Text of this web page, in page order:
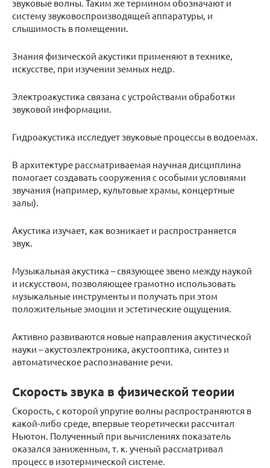
звуковые волны. Таким же термином обозначают и
систему звуковоспроизводящей аппаратуры, и
слышимость в помещении.
Знания физической акустики применяют в технике,
искусстве, при изучении земных недр.
Электроакустика связана с устройствами обработки
звуковой информации.
Гидроакустика исследует звуковые процессы в водоемах.
В архитектуре рассматриваемая научная дисциплина
помогает создавать сооружения с особыми условиями
звучания (например, культовые храмы, концертные
залы).
Акустика изучает, как возникает и распространяется
звук.
Музыкальная акустика – связующее звено между наукой
и искусством, позволяющее грамотно использовать
музыкальные инструменты и получать при этом
положительные эмоции и эстетические ощущения.
Активно развиваются новые направления акустической
науки – акустоэлектроника, акустооптика, синтез и
автоматическое распознавание речи.
Скорость звука в физической теории
Скорость, с которой упругие волны распространяются в
какой-либо среде, впервые теоретически рассчитал
Ньютон. Полученный при вычислениях показатель
оказался заниженным, т. к. ученый рассматривал
процесс в изотермической системе.